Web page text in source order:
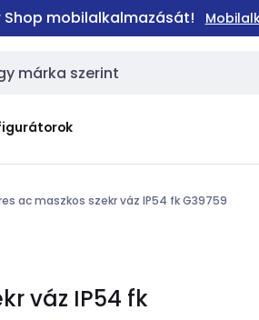
Shop mobilalkalmazását!
ac maszkos szekr váz IP54 fk G39759
váz IP54 fk